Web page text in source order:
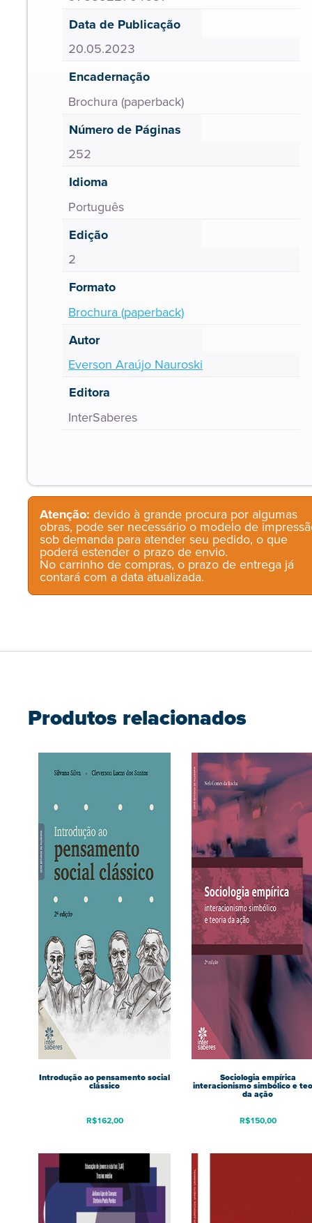
Data de Publicação
20.05.2023
Encadernação
Brochura (paperback)
Número de Páginas
252
Idioma
Português
Edição
2
Formato
Brochura (paperback)
Autor
Everson Araújo Nauroski
Editora
InterSaberes
Atenção: devido à grande procura por algumas
obras, pode ser necessário o modelo de
sob demanda para atender seu pedido, o que
poderá estender o prazo de envio.
No carrinho de compras, o prazo de entrega já
contará com a data atualizada.
Produtos relacionados
Introdução ao pensamento social
clássico
R$162,00
Sociologia empírica
interacionismo simbólico e
da ação
R$150,00